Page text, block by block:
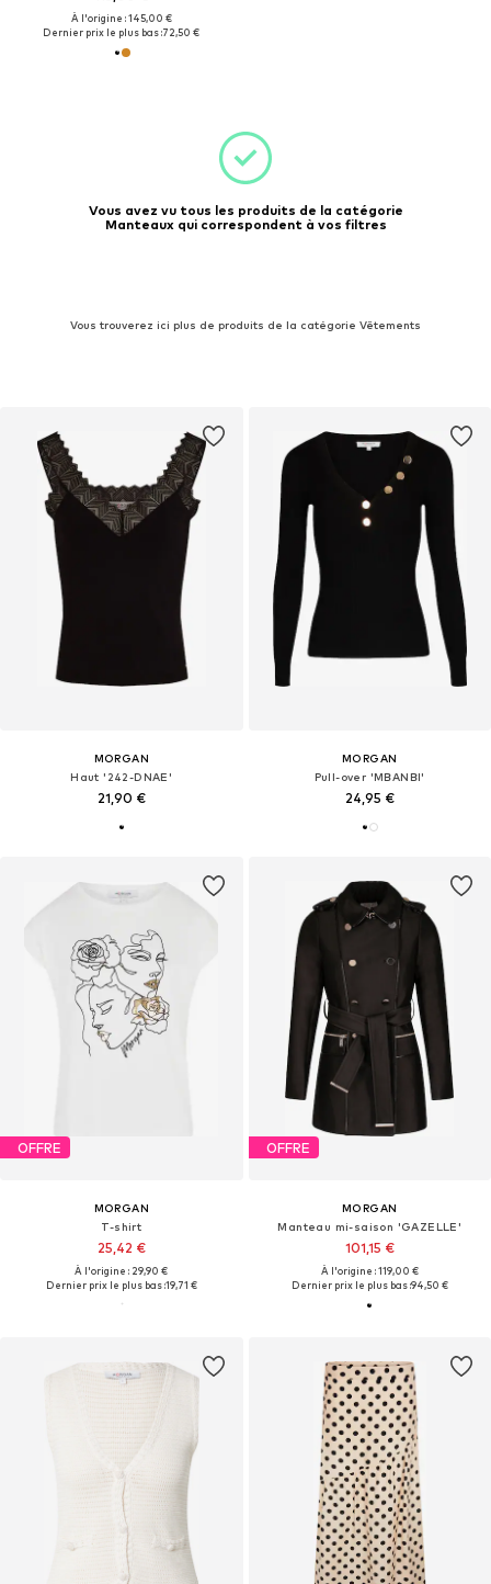
À l'origine : 145,00 €
Dernier prix le plus bas :72,50 €
Vous avez vu tous les produits de la catégorie
Manteaux qui correspondent à vos filtres
Vous trouverez ici plus de produits de la catégorie Vêtements
MORGAN
Haut '242-DNAE'
21,90 €
MORGAN
Pull-over 'MBANBI'
24,95 €
OFFRE
MORGAN
T-shirt
25,42 €
À l'origine : 29,90 €
Dernier prix le plus bas :19,71 €
OFFRE
MORGAN
Manteau mi-saison 'GAZELLE'
101,15 €
À l'origine : 119,00 €
Dernier prix le plus bas :94,50 €